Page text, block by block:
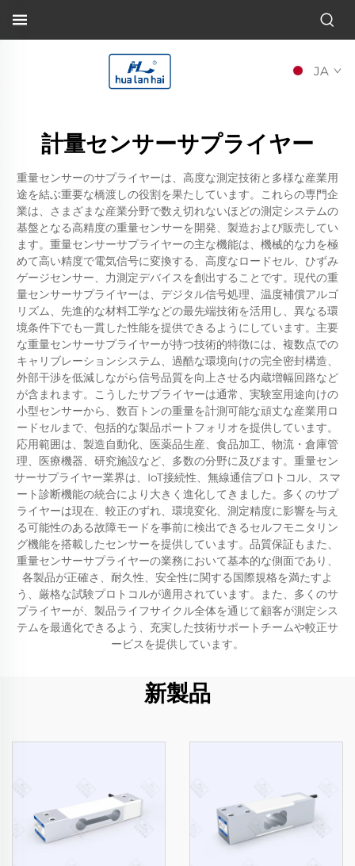
JA
計量センサーサプライヤー
重量センサーのサプライヤーは、高度な測定技術と多様な産業用
途を結ぶ重要な橋渡しの役割を果たしています。これらの専門企
業は、さまざまな産業分野で数え切れないほどの測定システムの
基盤となる高精度の重量センサーを開発、製造および販売してい
ます。重量センサーサプライヤーの主な機能は、機械的な力を極
めて高い精度で電気信号に変換する、高度なロードセル、ひずみ
ゲージセンサー、力測定デバイスを創出することです。現代の重
量センサーサプライヤーは、デジタル信号処理、温度補償アルゴ
リズム、先進的な材料工学などの最先端技術を活用し、異なる環
境条件下でも一貫した性能を提供できるようにしています。主要
な重量センサーサプライヤーが持つ技術的特徴には、複数点での
キャリブレーションシステム、過酷な環境向けの完全密封構造、
外部干渉を低減しながら信号品質を向上させる内蔵増幅回路など
が含まれます。こうしたサプライヤーは通常、実験室用途向けの
小型センサーから、数百トンの重量を計測可能な頑丈な産業用ロ
ードセルまで、包括的な製品ポートフォリオを提供しています。
応用範囲は、製造自動化、医薬品生産、食品加工、物流・倉庫管
理、医療機器、研究施設など、多数の分野に及びます。重量セン
サーサプライヤー業界は、IoT接続性、無線通信プロトコル、スマ
ート診断機能の統合により大きく進化してきました。多くのサプ
ライヤーは現在、較正のずれ、環境変化、測定精度に影響を与え
る可能性のある故障モードを事前に検出できるセルフモニタリン
グ機能を搭載したセンサーを提供しています。品質保証もまた、
重量センサーサプライヤーの業務において基本的な側面であり、
各製品が正確さ、耐久性、安全性に関する国際規格を満たすよ
う、厳格な試験プロトコルが適用されています。また、多くのサ
プライヤーが、製品ライフサイクル全体を通じて顧客が測定シス
テムを最適化できるよう、充実した技術サポートチームや較正サ
ービスを提供しています。
新製品